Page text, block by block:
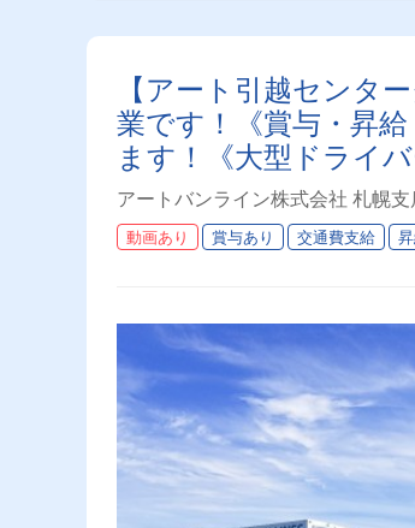
【アート引越センタ
業です！《賞与・昇
ます！《大型ドライ
う環境です♪【紹介者
アートバンライン株式会社 札幌支
動画あり 賞与あり 交通費支給